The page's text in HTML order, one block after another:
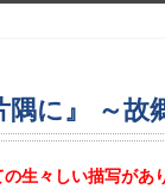
に』 ～故
生々しい描写があ